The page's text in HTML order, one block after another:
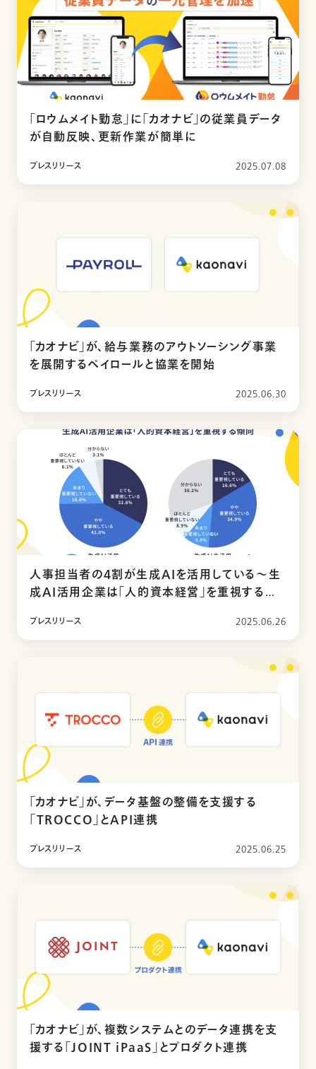
「ロウムメイト勤怠」に「カオナビ」の従業員データ
が自動反映、更新作業が簡単に
プレスリリース 2025.07.08
「カオナビ」が、給与業務のアウトソーシング事業
を展開するペイロールと協業を開始
プレスリリース 2025.06.30
人事担当者の4割が生成AIを活用している〜生
成AI活用企業は「人的資本経営」を重視する傾
プレスリリース 2025.06.26
「カオナビ」が、データ基盤の整備を支援する
「TROCCO」とAPI連携
プレスリリース 2025.06.25
「カオナビ」が、複数システムとのデータ連携を支
援する「JOINT iPaaS」とプロダクト連携